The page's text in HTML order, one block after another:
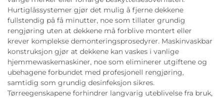
Hurtiglåssystemer gjør det mulig å fjerne dekkene
fullstendig på få minutter, noe som tillater grundig
rengjøring uten at dekkene må forblive montert eller
krever komplekse demonteringsprosedyrer. Maskinvaskbar
konstruksjon gjør at dekkene kan vaskes i vanlige
hjemmewaskemaskiner, noe som eliminerer utgiftene og
ubehagene forbundet med profesjonell rengjøring,
samtidig som grundig desinfeksjon sikres.
Tørreegenskapene forhindrer langvarig uteblivelse fra bruk,